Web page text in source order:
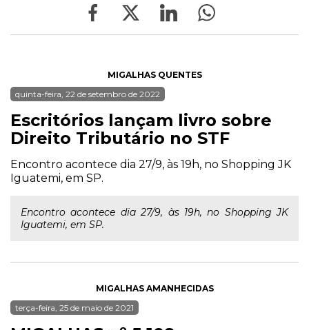
MIGALHAS QUENTES
quinta-feira, 22 de setembro de 2022
Escritórios lançam livro sobre
Direito Tributário no STF
Encontro acontece dia 27/9, às 19h, no Shopping JK
Iguatemi, em SP.
Encontro acontece dia 27/9, às 19h, no Shopping JK
Iguatemi, em SP.
MIGALHAS AMANHECIDAS
terça-feira, 25 de maio de 2021